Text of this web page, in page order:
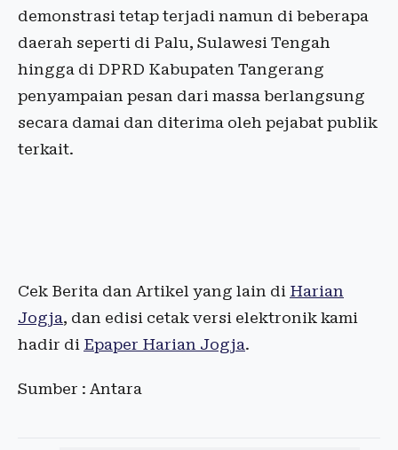
demonstrasi tetap terjadi namun di beberapa
daerah seperti di Palu, Sulawesi Tengah
hingga di DPRD Kabupaten Tangerang
penyampaian pesan dari massa berlangsung
secara damai dan diterima oleh pejabat publik
terkait.
Cek Berita dan Artikel yang lain di Harian
Jogja, dan edisi cetak versi elektronik kami
hadir di Epaper Harian Jogja.
Sumber : Antara